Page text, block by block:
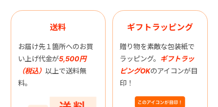
送料
お届け先１箇所へのお買
い上げ代金が5,500円
（税込） 以上で送料無
料。
ギフトラッピング
贈り物を素敵な包装紙で
ラッピング。 ギフトラッ
ピングOKのアイコンが目
印！